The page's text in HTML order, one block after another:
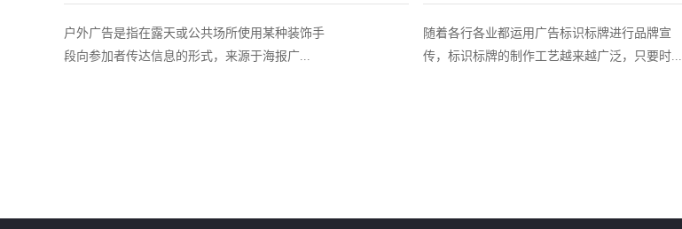
户外广告是指在露天或公共场所使用某种装饰手
段向参加者传达信息的形式，来源于海报广...
随着各行各业都运用广告标识标牌进行品牌宣
传，标识标牌的制作工艺越来越广泛，只要时...